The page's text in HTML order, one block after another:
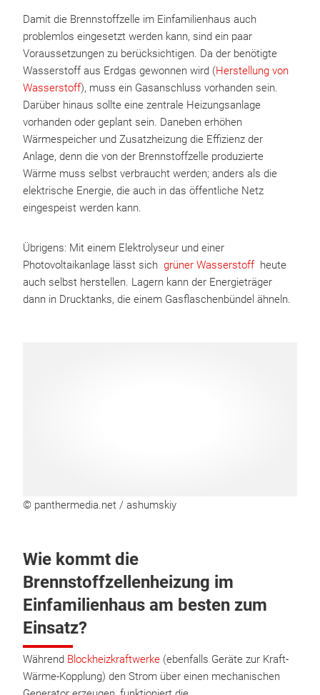
Damit die Brennstoffzelle im Einfamilienhaus auch
problemlos eingesetzt werden kann, sind ein paar
Voraussetzungen zu berücksichtigen. Da der benötigte
Wasserstoff aus Erdgas gewonnen wird (Herstellung von
Wasserstoff), muss ein Gasanschluss vorhanden sein.
Darüber hinaus sollte eine zentrale Heizungsanlage
vorhanden oder geplant sein. Daneben erhöhen
Wärmespeicher und Zusatzheizung die Effizienz der
Anlage, denn die von der Brennstoffzelle produzierte
Wärme muss selbst verbraucht werden; anders als die
elektrische Energie, die auch in das öffentliche Netz
eingespeist werden kann.
Übrigens: Mit einem Elektrolyseur und einer
Photovoltaikanlage lässt sich grüner Wasserstoff heute
auch selbst herstellen. Lagern kann der Energieträger
dann in Drucktanks, die einem Gasflaschenbündel ähneln.
© panthermedia.net / ashumskiy
Wie kommt die
Brennstoffzellenheizung im
Einfamilienhaus am besten zum
Einsatz?
Während Blockheizkraftwerke (ebenfalls Geräte zur Kraft-
Wärme-Kopplung) den Strom über einen mechanischen